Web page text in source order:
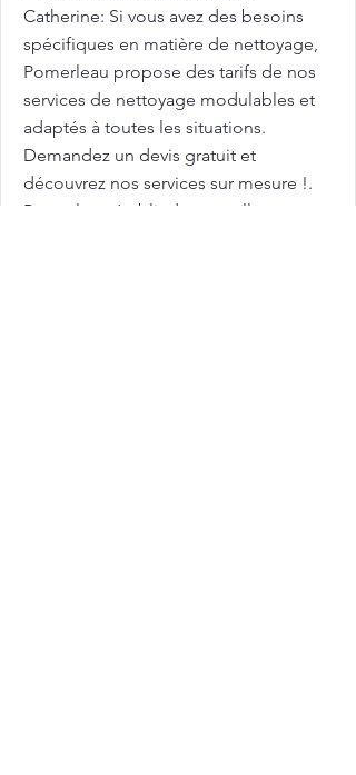
Catherine: Si vous avez des besoins
spécifiques en matière de nettoyage,
Pomerleau propose des tarifs de nos
services de nettoyage modulables et
adaptés à toutes les situations.
Demandez un devis gratuit et
découvrez nos services sur mesure !.
Pomerleau établit de nouvelles normes